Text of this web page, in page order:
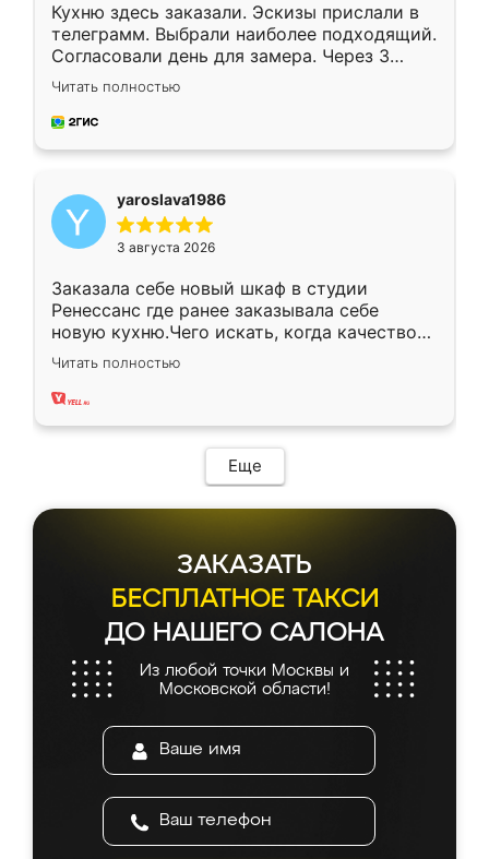
Кухню здесь заказали. Эскизы прислали в
телеграмм. Выбрали наиболее подходящий.
Согласовали день для замера. Через 3
недели кухня была уже готова. Остались
довольны работой. Спасибо Ренессанс
мебель за качественную работу!
Читать полностью
yaroslava1986
3 августа 2026
Заказала себе новый шкаф в студии
Ренессанс где ранее заказывала себе
новую кухню.Чего искать, когда качеством
вполне довольна. Служит кухня уже почти
два года, нареканий нет.
Читать полностью
Еще
ЗАКАЗАТЬ
БЕСПЛАТНОЕ ТАКСИ
ДО НАШЕГО САЛОНА
Из любой точки Москвы и
Московской области!